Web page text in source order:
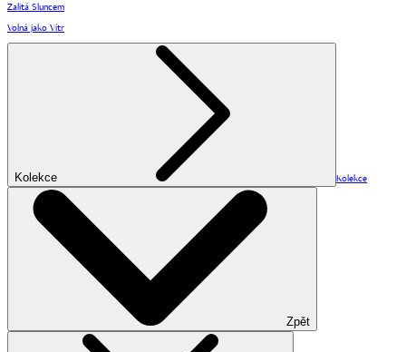
Zalitá Sluncem
Volná jako Vítr
Kolekce Kolekce
Zpět